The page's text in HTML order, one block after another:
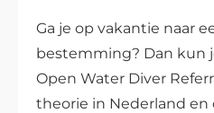
Ga je op vakantie naar
bestemming? Dan kun
Open Water Diver
theorie in Nederland